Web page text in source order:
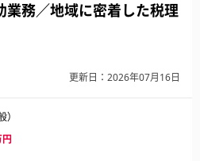
業務／地域に密着した税理
更新日：2026年07月16日